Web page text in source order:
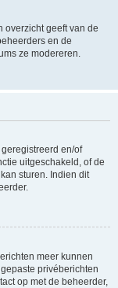
overzicht geeft van de
en de
ze modereren.
en/of
uitgeschakeld, of de
sturen. Indien dit
meer kunnen
privéberichten
op met de beheerder,